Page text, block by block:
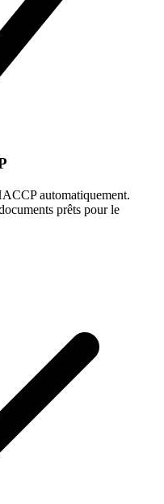
automatiquement.
prêts pour le